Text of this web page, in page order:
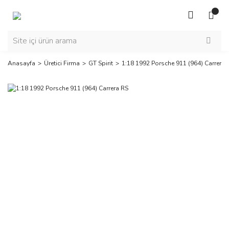
Anasayfa Üretici Firma GT Spirit 1:18 1992 Porsche 911 (964) Carrera